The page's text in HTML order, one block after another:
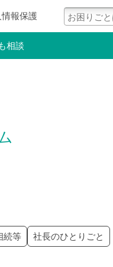
報保護
相談
続等 社長のひとりごと